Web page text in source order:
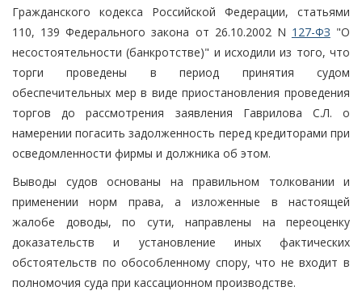
Гражданского кодекса Российской Федерации, статьями
110, 139 Федерального закона от 26.10.2002 N 127-ФЗ "О
несостоятельности (банкротстве)" и исходили из того, что
торги проведены в период принятия судом
обеспечительных мер в виде приостановления проведения
торгов до рассмотрения заявления Гаврилова С.Л. о
намерении погасить задолженность перед кредиторами при
осведомленности фирмы и должника об этом.
Выводы судов основаны на правильном толковании и
применении норм права, а изложенные в настоящей
жалобе доводы, по сути, направлены на переоценку
доказательств и установление иных фактических
обстоятельств по обособленному спору, что не входит в
полномочия суда при кассационном производстве.